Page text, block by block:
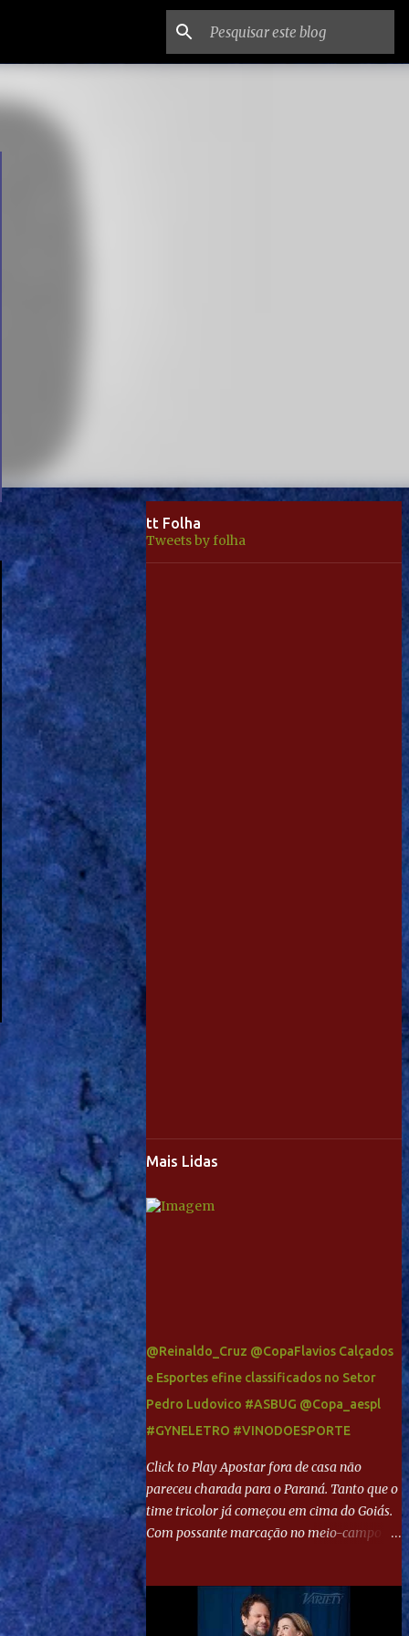
tt Folha
Tweets by folha
Mais Lidas
@Reinaldo_Cruz @CopaFlavios Calçados
e Esportes efine classificados no Setor
Pedro Ludovico #ASBUG @Copa_aespl
#GYNELETRO #VINODOESPORTE
Click to Play Apostar fora de casa não
pareceu charada para o Paraná. Tanto que o
time tricolor já começou em cima do Goiás.
Com possante marcação no meio-campo e
direita, invadiu a área e bateu cruzado no
canto, sem chance para Harlei. Tal qual o